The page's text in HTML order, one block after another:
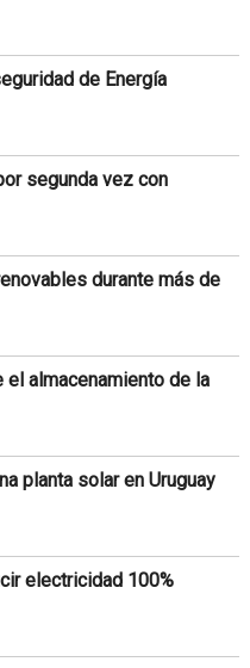
de Energía
segunda vez con
durante más de
el almacenamiento de la
planta solar en Uruguay
electricidad 100%